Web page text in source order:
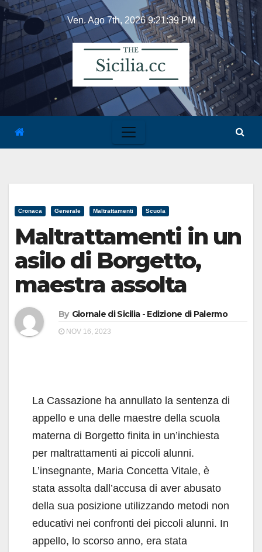
Skip
content
Ven. Ago 7th, 20269:21:40 PM
Cronaca Generale Maltrattamenti Scuola
Maltrattamenti in un
asilo di Borgetto,
maestra assolta
By Giornale di Sicilia - Edizione di Palermo
NOV 16, 2023
La Cassazione ha annullato la sentenza di
appello e una delle maestre della scuola
materna di Borgetto finita in un’inchiesta
per maltrattamenti ai piccoli alunni.
L’insegnante, Maria Concetta Vitale, è
stata assolta dall’accusa di aver abusato
della sua posizione utilizzando metodi non
educativi nei confronti dei piccoli alunni. In
appello, lo scorso anno, era stata